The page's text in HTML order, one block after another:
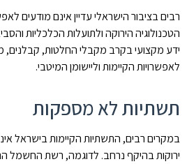
רבים בציבור הישראלי עדיין אינם מודעים
הטכנולוגיה הירוקה ולתועלות הכלכליות
ידע מקצועי בקרב מקבלי החלטות, קבלנים,
לאפשרויות הקיימות וליישומן המיטבי.
תשתיות לא מספקות
במקרים רבים, התשתיות הקיימות בישראל
ירוקות בהיקף נרחב. לדוגמה, רשת החשמל